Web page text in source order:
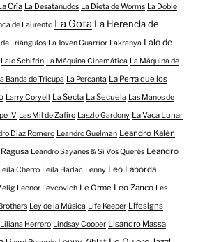
Cría La Desatanudos La Dieta de Worms La Doble
de Laurento La Gota La Herencia de
Triángulos La Joven Guarrior Lakranya Lalo de
Lalo Schifrin La Máquina Cinemática La Máquina de
Banda de Trícupa La Percanta La Perra que los
Larry Coryell La Secta La Secuela Las Manos de
IV Las Mil de Zafiro Laszlo Gardony La Vaca Lunar
Diaz Romero Leandro Guelman Leandro Kalén
Leandro Sayanes & Si Vos Querés Leandro
Cherro Leila Harlac Lenny Leo Laborda
Leonor Levcovich Le Orme Leo Zanco Les
Ley de la Música Life Keeper Lifesigns
Liliana Herrero Lindsay Cooper Lisandro Massa